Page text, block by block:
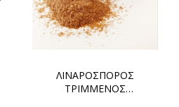
ΛΙΝΑΡΟΣΠΟΡΟΣ
ΤΡΙΜΜΕΝΟΣ